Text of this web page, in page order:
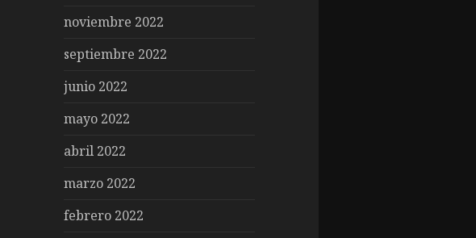
noviembre 2022
septiembre 2022
junio 2022
mayo 2022
abril 2022
marzo 2022
febrero 2022